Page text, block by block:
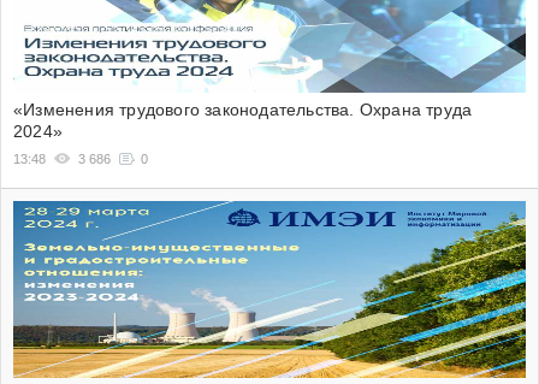
«Изменения трудового законодательства. Охрана труда
2024»
13:48 3 686 0